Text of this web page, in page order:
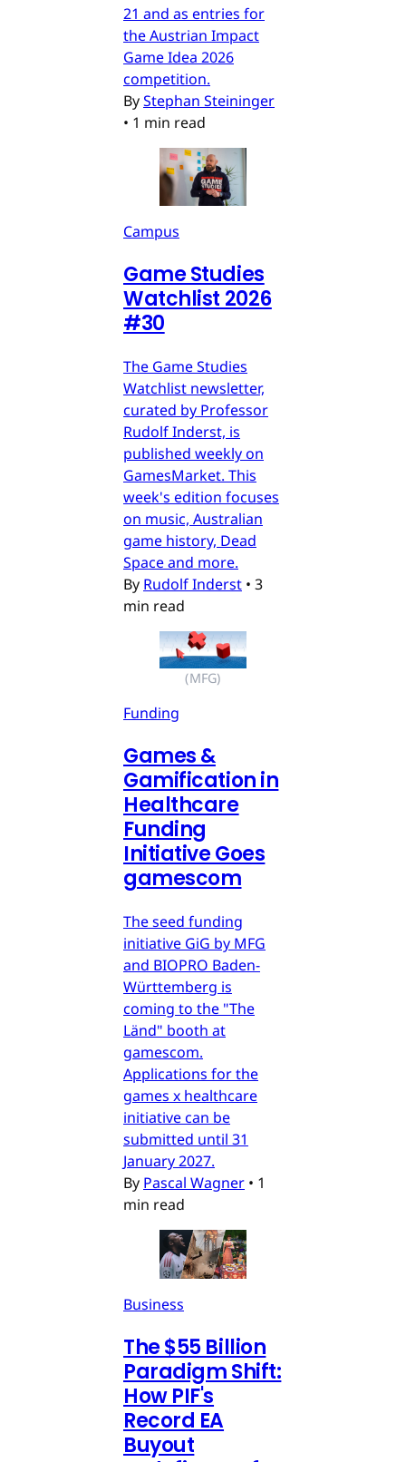
21 and as entries for
the Austrian Impact
Game Idea 2026
competition.
ByStephan Steininger
• 1 min read
Campus
Game Studies
Watchlist 2026
#30
The Game Studies
Watchlist newsletter,
curated by Professor
Rudolf Inderst, is
published weekly on
GamesMarket. This
week's edition focuses
on music, Australian
game history, Dead
Space and more.
By Rudolf Inderst • 3
min read
(MFG)
Funding
Games &
Gamification in
Healthcare
Funding
Initiative Goes
gamescom
The seed funding
initiative GiG by MFG
and BIOPRO Baden-
Württemberg is
coming to the "The
Länd" booth at
gamescom.
Applications for the
games x healthcare
initiative can be
submitted until 31
January 2027.
By Pascal Wagner • 1
min read
Business
The $55 Billion
Paradigm Shift:
How PIF's
Record EA
Buyout